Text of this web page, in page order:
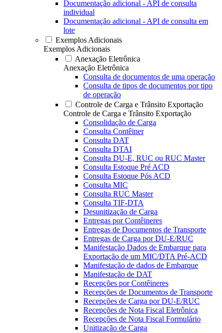
Documentação adicional - API de consulta
individual
Documentação adicional - API de consulta em
lote
Exemplos Adicionais
Exemplos Adicionais
Anexação Eletrônica
Anexação Eletrônica
Consulta de documentos de uma operação
Consulta de tipos de documentos por tipo
de operação
Controle de Carga e Trânsito Exportação
Controle de Carga e Trânsito Exportação
Consolidação de Carga
Consulta Contêiner
Consulta DAT
Consulta DTAI
Consulta DU-E, RUC ou RUC Master
Consulta Estoque Pré ACD
Consulta Estoque Pós ACD
Consulta MIC
Consulta RUC Master
Consulta TIF-DTA
Desunitização de Carga
Entregas por Contêineres
Entregas de Documentos de Transporte
Entregas de Carga por DU-E/RUC
Manifestação Dados de Embarque para
Exportação de um MIC/DTA Pré-ACD
Manifestação de dados de Embarque
Manifestação de DAT
Recepções por Contêineres
Recepções de Documentos de Transporte
Recepções de Carga por DU-E/RUC
Recepções de Nota Fiscal Eletrônica
Recepções de Nota Fiscal Formulário
Unitização de Carga